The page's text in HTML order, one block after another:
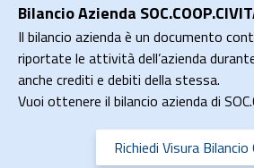
Bilancio Azienda
Il bilancio azienda è un documento
riportate le attività dell’azienda
anche crediti e debiti della stessa.
Vuoi ottenere il bilancio azienda di
Richiedi Visura Bilancio